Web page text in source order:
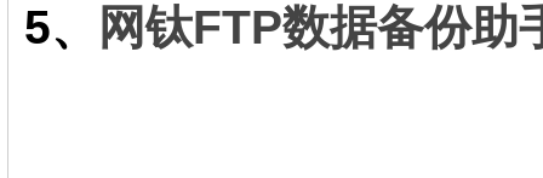
5、 网钛FTP数据备份助